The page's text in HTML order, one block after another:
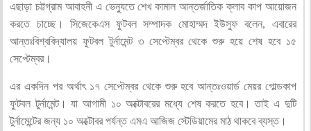
এছাড়া চট্টগ্রাম আবাহনী এ ভেন্যুতে শেখ কামাল আন্তর্জাতিক ক্লাব কাপ আয়োজন
করতে চাচ্ছে। সিজেকেএস ফুটবল সম্পাদক মোহাম্মদ ইউসুফ বলেন, এবারের
আন্তঃবিশ্ববিদ্যালয় ফুটবল টুর্নামেন্ট ৩ সেপ্টেম্বর থেকে শুরু হয়ে শেষ হবে ১৫
সেপ্টেম্বর।
এর একদিন পর অর্থাৎ ১৭ সেপ্টেম্বর থেকে শুরু হবে আন্তঃওয়ার্ড মেয়র গোল্ডকাপ
ফুটবল টুর্নামেন্ট। যা আগামী ১০ অক্টোবরের মধ্যে শেষ করতে হবে। তাই এ দুটি
টুর্নামেন্টের জন্য ১০ অক্টোবর পর্যন্ত এমএ আজিজ স্টেডিয়ামের মাঠ থাকবে ব্যস্ত।